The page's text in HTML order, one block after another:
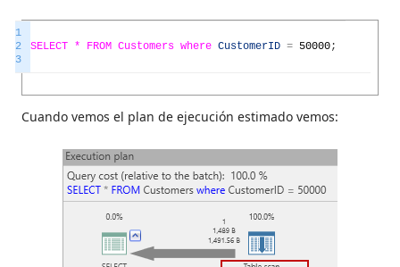
1
2
3
SELECT * FROM Customers where CustomerID = 50000;
Cuando vemos el plan de ejecución estimado vemos: